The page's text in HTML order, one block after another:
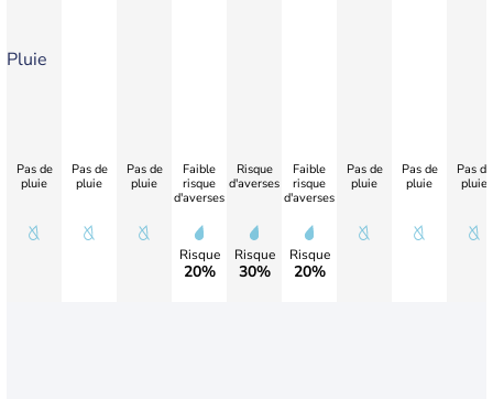
Pluie
Pas de
pluie
Pas de
pluie
Pas de
pluie
Faible
risque
d'averses
Risque
20%
Risque
d'averses
Risque
30%
Faible
risque
d'averses
Risque
20%
Pas de
pluie
Pas de
pluie
Pas de
pluie